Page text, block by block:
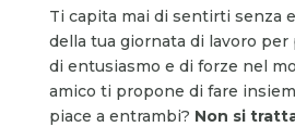
Ti capita mai di sentirti senza
della tua giornata di lavoro
di entusiasmo e di forze nel
amico ti propone di fare
piace a entrambi? Non si